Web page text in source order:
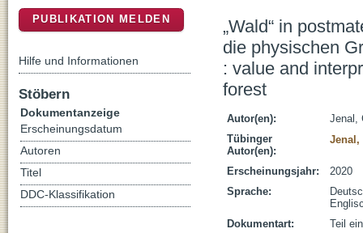
„Wald“ in
die physischen
: value and
forest
Autor(en):
Jenal,
Tübinger
Autor(en):
Jenal,
Erscheinungsjahr:
2020
Sprache:
Dokumentart:
Teil
PUBLIKATION MELDEN
Hilfe und Informationen
Stöbern
Dokumentanzeige
Erscheinungsdatum
Autoren
Titel
DDC-Klassifikation